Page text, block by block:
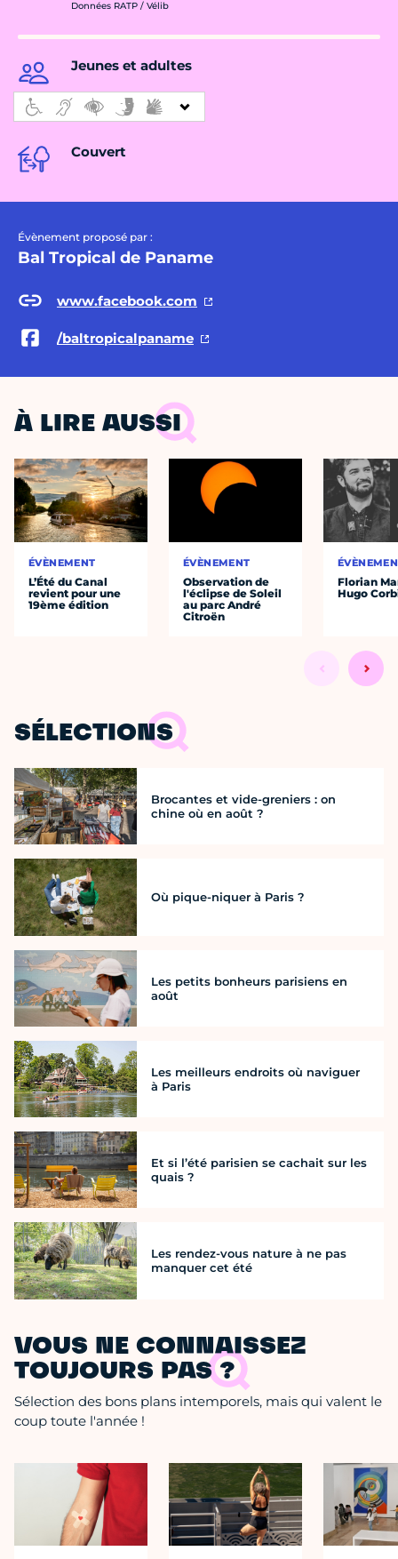
Données RATP / Vélib
Jeunes et adultes
Couvert
Évènement proposé par :
Bal Tropical de Paname
www.facebook.com
/baltropicalpaname
À LIRE AUSSI
ÉVÈNEMENT
L’Été du Canal
revient pour une
19ème édition
ÉVÈNEMENT
Observation de
l'éclipse de Soleil
au parc André
Citroën
Florian
Hugo
SÉLECTIONS
Brocantes et vide-greniers : on
chine où en août ?
Où pique-niquer à Paris ?
Les petits bonheurs parisiens en
août
Les meilleurs endroits où naviguer
à Paris
Et si l’été parisien se cachait sur les
quais ?
Les rendez-vous nature à ne pas
manquer cet été
VOUS NE CONNAISSEZ
TOUJOURS PAS ?
Sélection des bons plans intemporels, mais qui valent le
coup toute l'année !